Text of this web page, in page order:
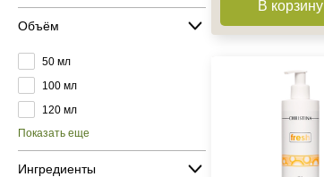
Объём
50 мл
100 мл
120 мл
Показать еще
Ингредиенты
В корзину